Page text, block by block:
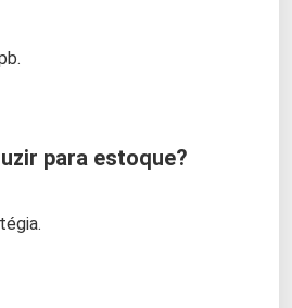
para estoque?